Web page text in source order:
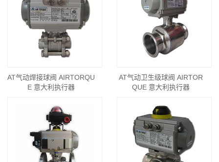
AT气动焊接球阀 AIRTORQU
E 意大利执行器
AT气动卫生级球阀 AIRTOR
QUE 意大利执行器